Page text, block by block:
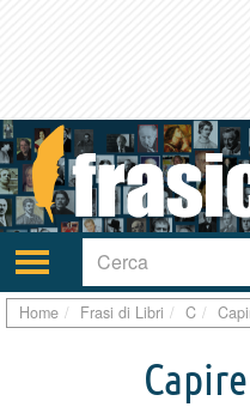
Attiva/disattiva
navigazione
Home Frasi di Libri C